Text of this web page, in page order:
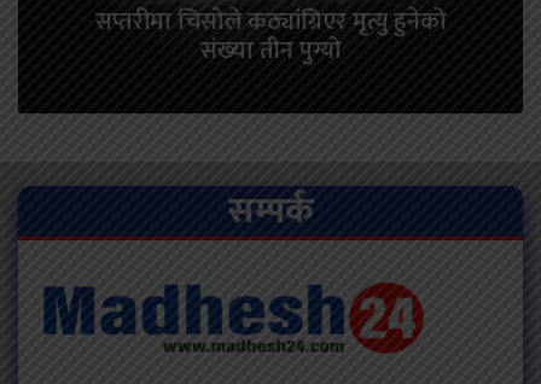
सप्तरीमा चिसोले कठ्यांग्रिएर मृत्यु हुनेको
संख्या तीन पुग्यो
सम्पर्क